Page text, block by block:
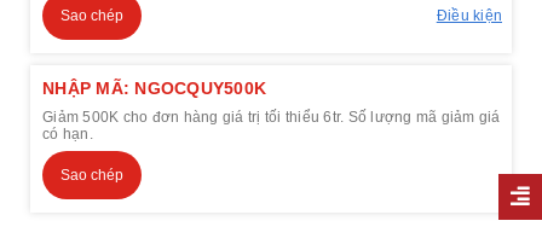
Sao chép Điều kiện
NHẬP MÃ: NGOCQUY500K
Giảm 500K cho đơn hàng giá trị tối thiểu 6tr. Số lượng mã giảm giá
có hạn.
Sao chép